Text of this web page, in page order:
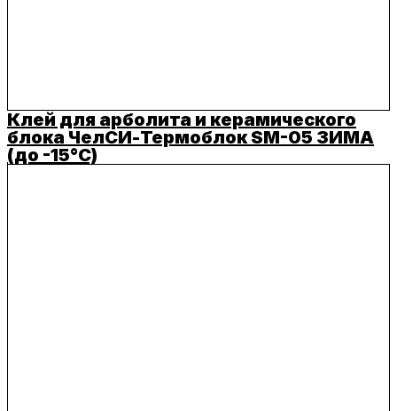
Клей для арболита и керамического
блока ЧелСИ-Термоблок SM-05 ЗИМА
(до -15°C)